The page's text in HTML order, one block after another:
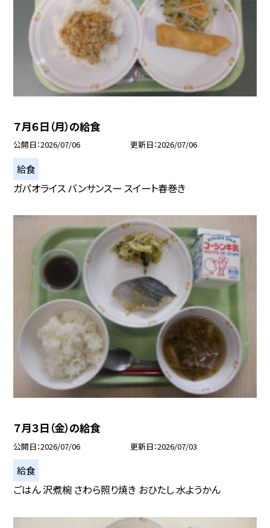
７月６日（月）の給食
公開日 2026/07/06 更新日 2026/07/06
給食
ガパオライス バンサンスー スイート春巻き
７月３日（金）の給食
公開日 2026/07/06 更新日 2026/07/03
給食
ごはん 沢煮椀 さわら照り焼き おひたし 水ようかん